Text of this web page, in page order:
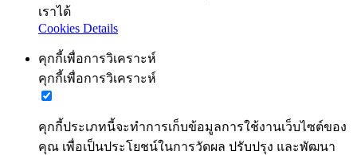
เราได้
Cookies Details
คุกกี้เพื่อการวิเคราะห์
คุกกี้เพื่อการวิเคราะห์
คุกกี้ประเภทนี้จะทำการเก็บข้อมูลการใช้งานเว็บไซต์ของ
คุณ เพื่อเป็นประโยชน์ในการวัดผล ปรับปรุง และพัฒนา